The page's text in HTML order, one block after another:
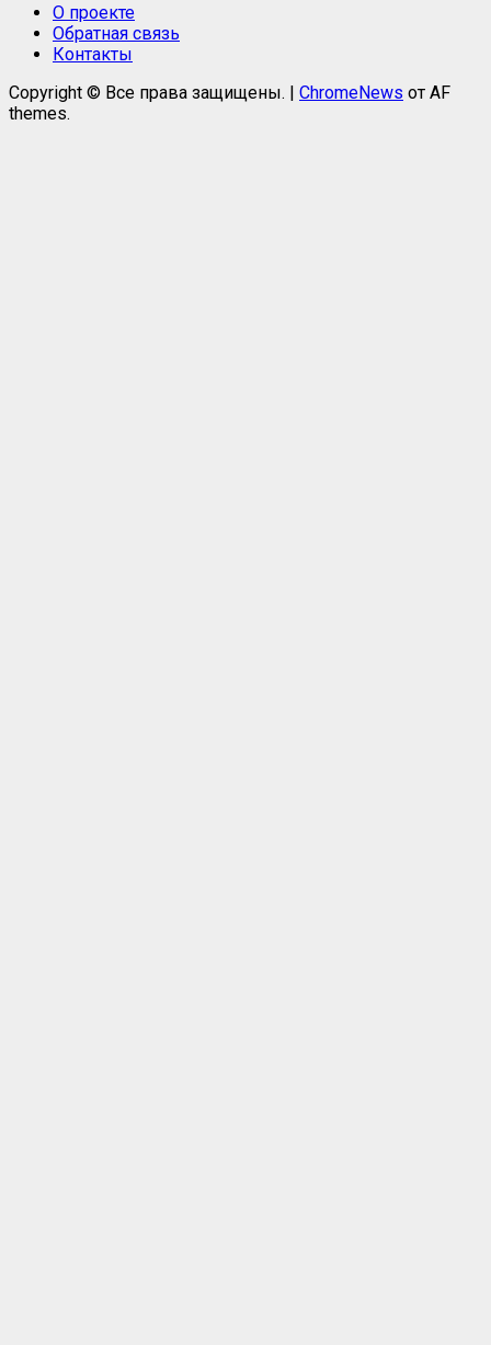
О проекте
Обратная связь
Контакты
Copyright © Все права защищены. | ChromeNews от AF
themes.